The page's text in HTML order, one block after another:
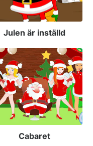
Julen är inställd
Cabaret